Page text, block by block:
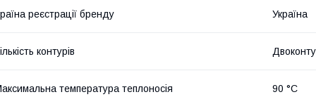
реєстрації бренду Україна
контурів
температура теплоносія 90 °C